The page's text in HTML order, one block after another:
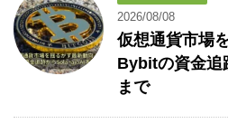
2026/08/08
仮想通貨市場
Bybitの資金追
まで